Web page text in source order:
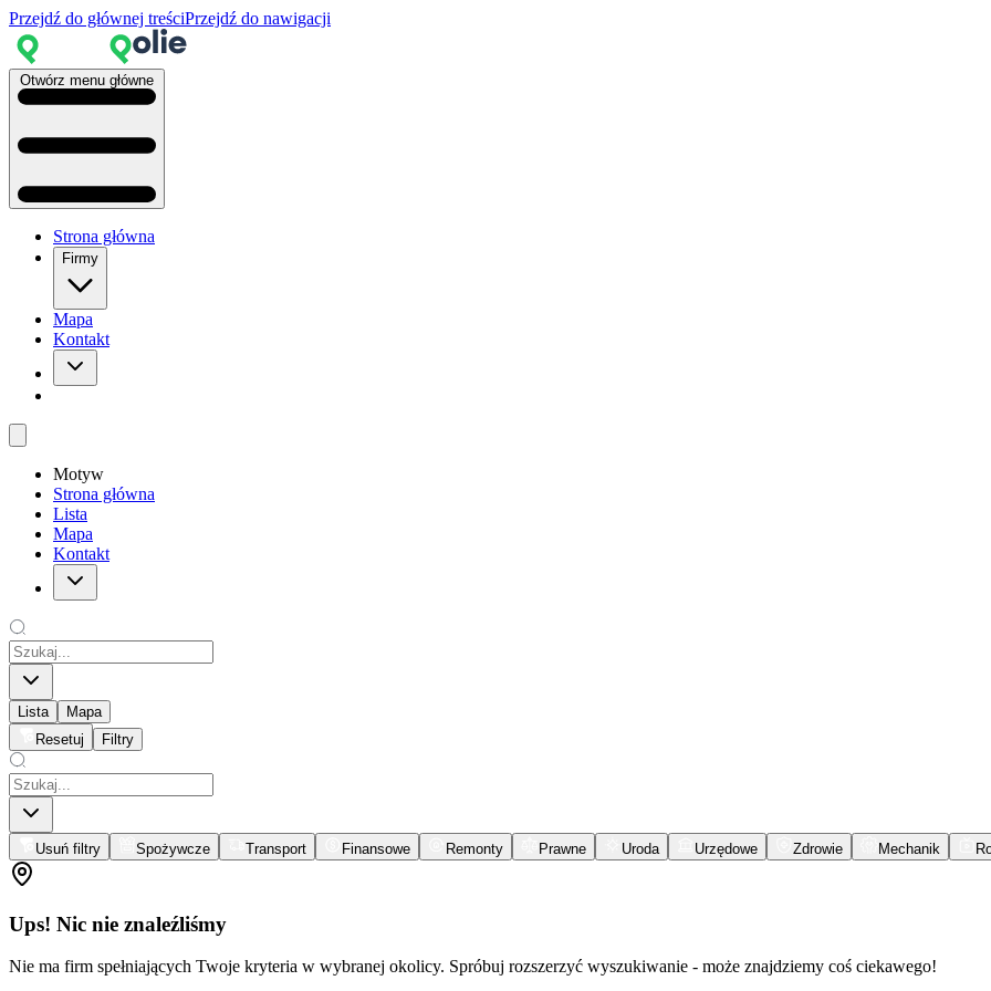
Przejdź do głównej treściPrzejdź do nawigacji
Otwórz menu główne
Strona główna
Firmy
Mapa
Kontakt
Motyw
Strona główna
Lista
Mapa
Kontakt
Lista
Mapa
Resetuj
Filtry
Usuń filtry Spożywcze Transport Finansowe Remonty Prawne Uroda Urzędowe Zdrowie Mechanik
Ups! Nic nie znaleźliśmy
Nie ma firm spełniających Twoje kryteria w wybranej okolicy. Spróbuj rozszerzyć wyszukiwanie - może znajdziemy coś ciekawego!